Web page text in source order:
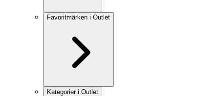
Favoritmärken i Outlet
Kategorier i Outlet